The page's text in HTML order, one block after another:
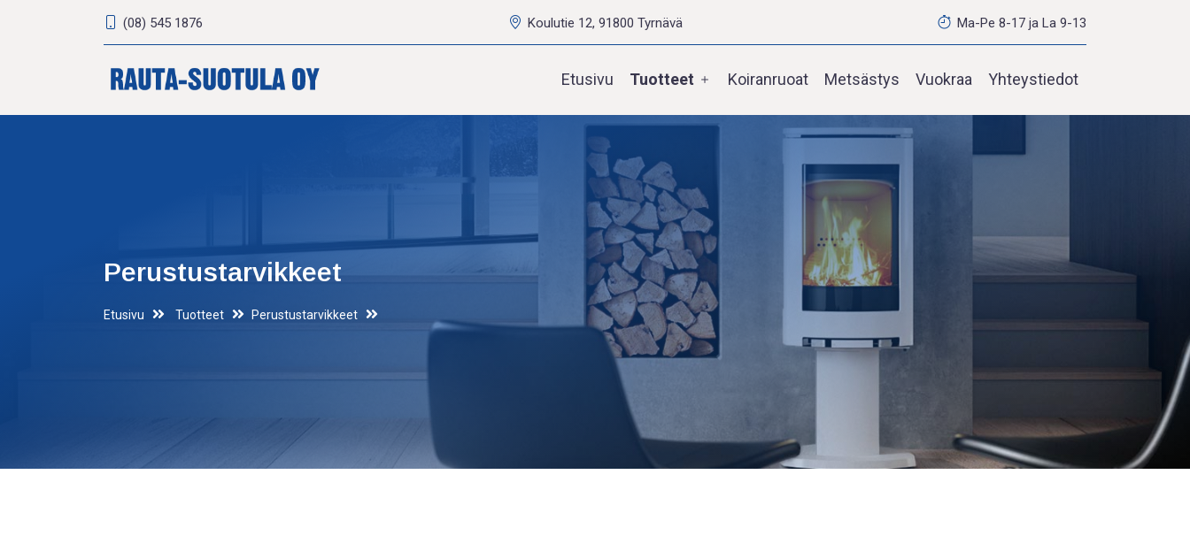
(08) 545 1876 Koulutie 12, 91800 Tyrnävä Ma-Pe 8-17 ja La 9-13
Etusivu Tuotteet Koiranruoat Metsästys Vuokraa Yhteystiedot
Perustustarvikkeet
Etusivu Tuotteet Perustustarvikkeet